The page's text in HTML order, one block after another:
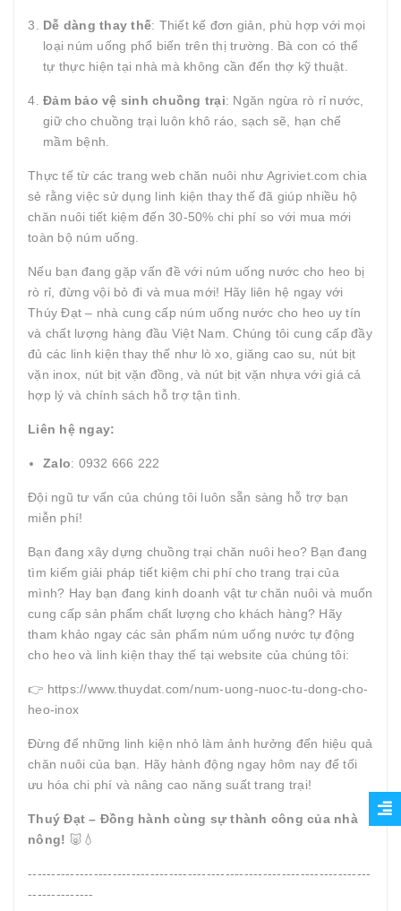
Dễ dàng thay thế: Thiết kế đơn giản, phù hợp với mọi
loại núm uống phổ biến trên thị trường. Bà con có thể
tự thực hiện tại nhà mà không cần đến thợ kỹ thuật.
Đảm bảo vệ sinh chuồng trại: Ngăn ngừa rò rỉ nước,
giữ cho chuồng trại luôn khô ráo, sạch sẽ, hạn chế
mầm bệnh.
Thực tế từ các trang web chăn nuôi như Agriviet.com chia
sẻ rằng việc sử dụng linh kiện thay thế đã giúp nhiều hộ
chăn nuôi tiết kiệm đến 30-50% chi phí so với mua mới
toàn bộ núm uống.
Nếu bạn đang gặp vấn đề với núm uống nước cho heo bị
rò rỉ, đừng vội bỏ đi và mua mới! Hãy liên hệ ngay với
Thúy Đạt – nhà cung cấp núm uống nước cho heo uy tín
và chất lượng hàng đầu Việt Nam. Chúng tôi cung cấp đầy
đủ các linh kiện thay thế như lò xo, giăng cao su, nút bịt
vặn inox, nút bịt vặn đồng, và nút bịt vặn nhựa với giá cả
hợp lý và chính sách hỗ trợ tận tình.
Liên hệ ngay:
Zalo: 0932 666 222
Đội ngũ tư vấn của chúng tôi luôn sẵn sàng hỗ trợ bạn
miễn phí!
Bạn đang xây dựng chuồng trại chăn nuôi heo? Bạn đang
tìm kiếm giải pháp tiết kiệm chi phí cho trang trại của
mình? Hay bạn đang kinh doanh vật tư chăn nuôi và muốn
cung cấp sản phẩm chất lượng cho khách hàng? Hãy
tham khảo ngay các sản phẩm núm uống nước tự động
cho heo và linh kiện thay thế tại website của chúng tôi:
👉 https://www.thuydat.com/num-uong-nuoc-tu-dong-cho-
heo-inox
Đừng để những linh kiện nhỏ làm ảnh hưởng đến hiệu quả
chăn nuôi của bạn. Hãy hành động ngay hôm nay để tối
ưu hóa chi phí và nâng cao năng suất trang trại!
Thuý Đạt – Đồng hành cùng sự thành công của nhà
nông! 🐷💧
-------------------------------------------------------------------------
--------------